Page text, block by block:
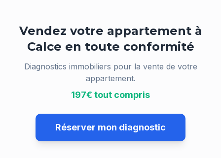
Vendez votre appartement à
Calce en toute conformité
Diagnostics immobiliers pour la vente de votre
appartement.
197€ tout compris
Réserver mon diagnostic